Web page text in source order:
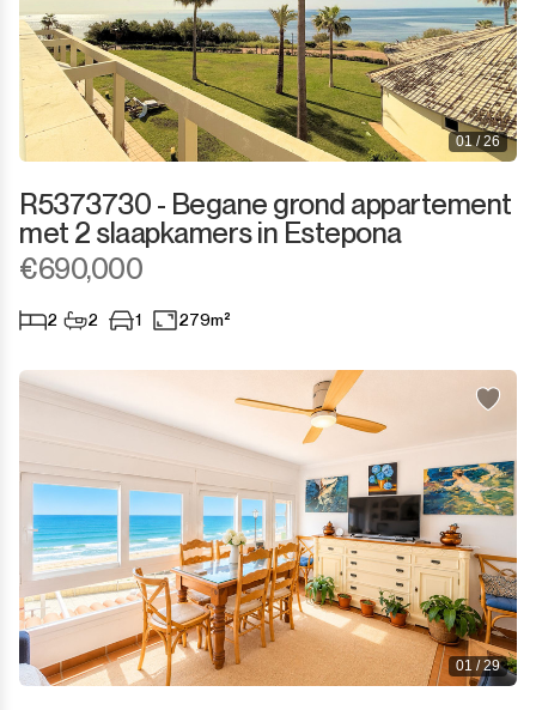
01 / 26
R5373730 - Begane grond appartement
met 2 slaapkamers in Estepona
€690,000
2 2 1 279m²
01 / 29